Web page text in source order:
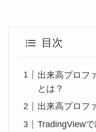
目次
出来高プロフ
とは？
出来高プロフ
TradingView